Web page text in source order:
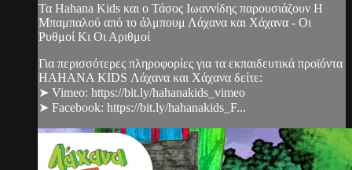
Τα Hahana Kids και ο Τάσος Ιωαννίδης παρουσιάζουν Η
Μπαμπαλού από το άλμπουμ Λάχανα και Χάχανα - Οι
Ρυθμοί Κι Οι Αριθμοί
Για περισσότερες πληροφορίες για τα εκπαιδευτικά προϊόντα
HAHANA KIDS Λάχανα και Χάχανα δείτε:
➤ Vimeo: https://bit.ly/hahanakids_vimeo
➤ Facebook: https://bit.ly/hahanakids_F...